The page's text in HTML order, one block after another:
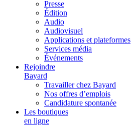
Presse
Édition
Audio
Audiovisuel
Applications et plateformes
Services média
Événements
Rejoindre
Bayard
Travailler chez Bayard
Nos offres d’emplois
Candidature spontanée
Les boutiques
en ligne